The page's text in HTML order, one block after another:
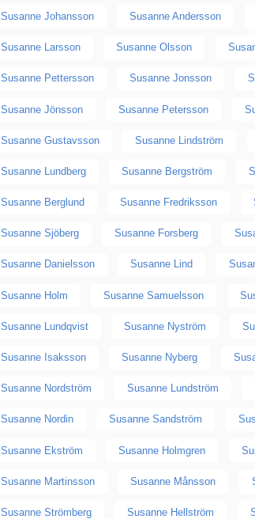
Susanne Johansson Susanne Andersson
Susanne Larsson Susanne Olsson
Susanne Pettersson Susanne Jonsson
Susanne Jönsson Susanne Petersson
Susanne Gustavsson Susanne Lindström
Susanne Lundberg Susanne Bergström
Susanne Berglund Susanne Fredriksson
Susanne Sjöberg Susanne Forsberg
Susanne Danielsson Susanne Lind
Susanne Holm Susanne Samuelsson
Susanne Lundqvist Susanne Nyström
Susanne Isaksson Susanne Nyberg
Susanne Nordström Susanne Lundström
Susanne Nordin Susanne Sandström
Susanne Ekström Susanne Holmgren
Susanne Martinsson Susanne Månsson
Susanne Strömberg Susanne Hellström